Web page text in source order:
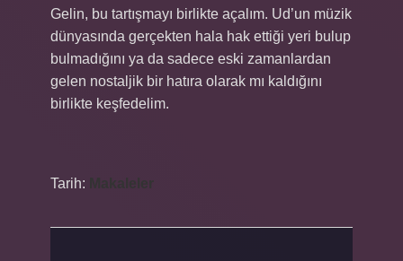
Gelin, bu tartışmayı birlikte açalım. Ud’un müzik
dünyasında gerçekten hala hak ettiği yeri bulup
bulmadığını ya da sadece eski zamanlardan
gelen nostaljik bir hatıra olarak mı kaldığını
birlikte keşfedelim.
Tarih: